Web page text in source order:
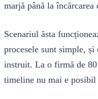
marjă până la
Scenariul ăsta
procesele sunt simple, și
instruit. La o firmă de
timeline nu mai e